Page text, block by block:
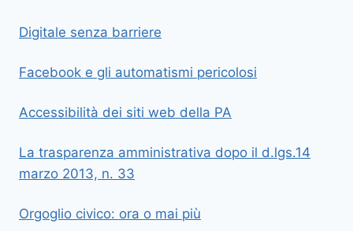
Digitale senza barriere
Facebook e gli automatismi pericolosi
Accessibilità dei siti web della PA
La trasparenza amministrativa dopo il d.lgs.14
marzo 2013, n. 33
Orgoglio civico: ora o mai più